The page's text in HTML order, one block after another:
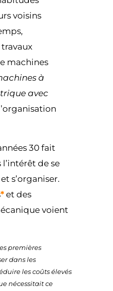
voisins
machines
à
avec
30 fait
de se
s’organiser.
* et des
voient
premières
dans les
les coûts élevés
nécessitait ce